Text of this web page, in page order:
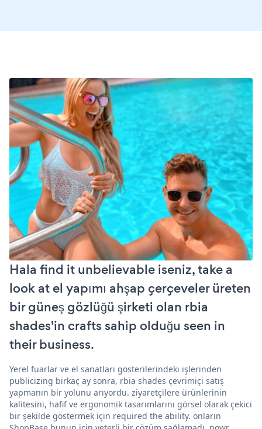
Hala find it unbelievable iseniz, take a
look at el yapımı ahşap çerçeveler üreten
bir güneş gözlüğü şirketi olan rbia
shades'in crafts sahip olduğu seen in
their business.
Yerel fuarlar ve el sanatları gösterilerindeki işlerinden
publicizing birkaç ay sonra, rbia shades çevrimiçi satış
yapmanın bir yolunu arıyordu. ziyaretçilere ürünlerinin
kalitesini, hafif ve ergonomik tasarımlarını görsel olarak çekici
bir şekilde göstermek için required the ability. onların